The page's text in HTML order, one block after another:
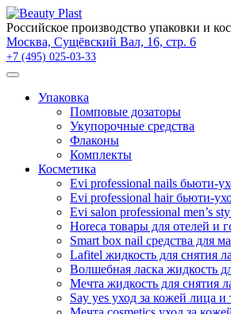
Российское производство упаковки и
Москва, Сущёвский Вал, 16, стр. 6
+7 (495) 025-03-33
Упаковка
Помповые дозаторы
Укупорочные средства
Флаконы
Комплекты
Косметика
Evi professional nails бьюти-
Evi professional hair бьюти-
Evi salon professional men’s
Horeca товары для отелей и
Smart box nail средства для
Lafitel жидкость для снятия
Волшебная ласка жидкость
Мечта жидкость для снятия
Say yes уход за кожей лица и